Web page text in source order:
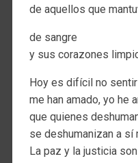
de aquellos que
de sangre
y sus corazones
Hoy es difícil no
me han amado, yo he
que quienes
se deshumanizan a sí
La paz y la justicia